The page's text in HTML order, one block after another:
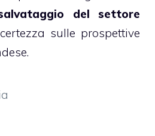
del settore
sulle prospettive